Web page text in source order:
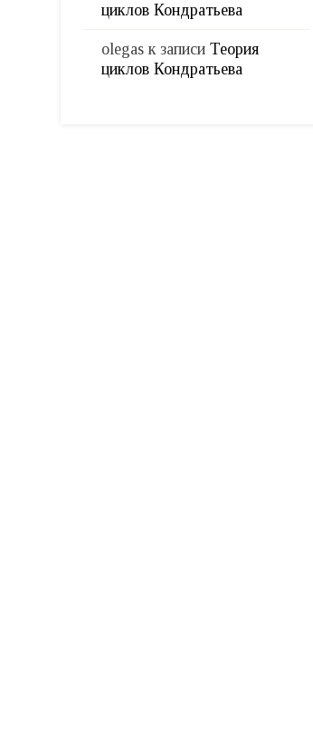
циклов Кондратьева
olegas к записи Теория
циклов Кондратьева